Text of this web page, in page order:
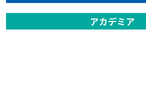
アカデミア